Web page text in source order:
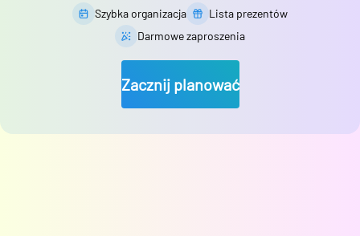
Szybka organizacja
Lista prezentów
Darmowe zaproszenia
Zacznij planować